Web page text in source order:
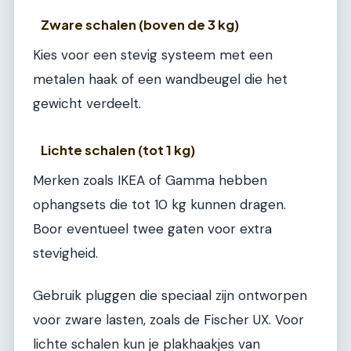
Zware schalen (boven de 3 kg)
Kies voor een stevig systeem met een
metalen haak of een wandbeugel die het
gewicht verdeelt.
Lichte schalen (tot 1 kg)
Merken zoals IKEA of Gamma hebben
ophangsets die tot 10 kg kunnen dragen.
Boor eventueel twee gaten voor extra
stevigheid.
Gebruik pluggen die speciaal zijn ontworpen
voor zware lasten, zoals de Fischer UX. Voor
lichte schalen kun je plakhaakjes van